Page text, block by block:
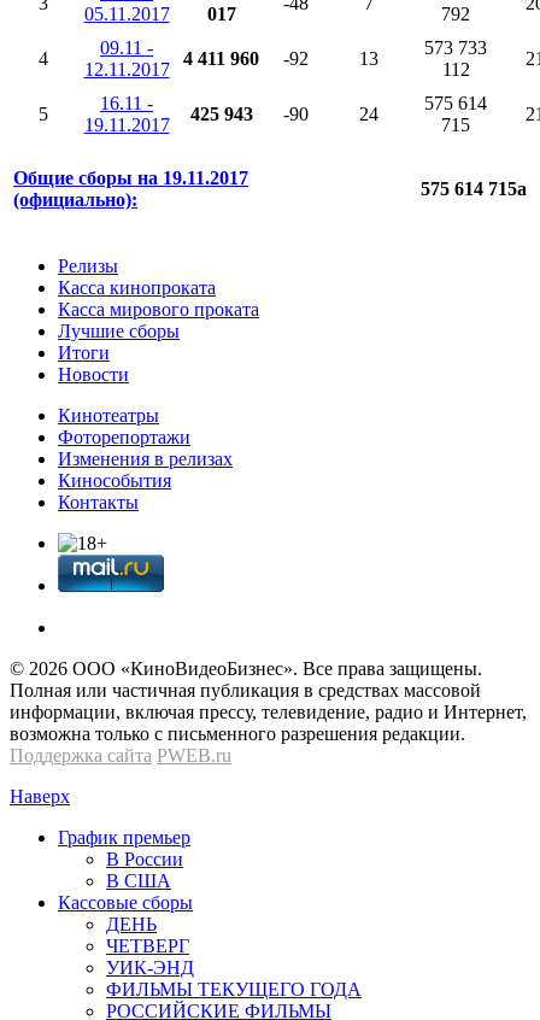
05.11.2017
017
792
4
09.11 -
12.11.2017
4 411 960 -92 13
573 733
112
5
16.11 -
19.11.2017
425 943 -90 24
575 614
715
Общие сборы на 19.11.2017
(официально):
575 614 715a
Релизы
Касса кинопроката
Касса мирового проката
Лучшие сборы
Итоги
Новости
Кинотеатры
Фоторепортажи
Изменения в релизах
Кинособытия
Контакты
© 2026 OOО «КиноВидеоБизнес». Все права защищены.
Полная или частичная публикация в средствах массовой
информации, включая прессу, телевидение, радио и Интернет,
возможна только с письменного разрешения редакции.
Поддержка сайта PWEB.ru
Наверх
График премьер
В России
В США
Кассовые сборы
ДЕНЬ
ЧЕТВЕРГ
УИК-ЭНД
ФИЛЬМЫ ТЕКУЩЕГО ГОДА
РОССИЙСКИЕ ФИЛЬМЫ